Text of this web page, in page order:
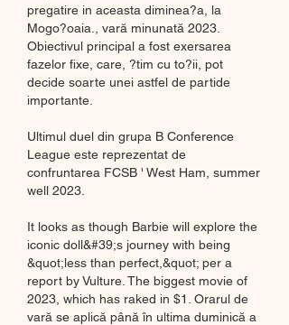
pregatire in aceasta diminea?a, la
Mogo?oaia., vară minunată 2023.
Obiectivul principal a fost exersarea
fazelor fixe, care, ?tim cu to?ii, pot
decide soarte unei astfel de partide
importante.
Ultimul duel din grupa B Conference
League este reprezentat de
confruntarea FCSB ' West Ham, summer
well 2023.
It looks as though Barbie will explore the
iconic doll&#39;s journey with being
&quot;less than perfect,&quot; per a
report by Vulture. The biggest movie of
2023, which has raked in $1. Orarul de
vară se aplică până în ultima duminică a